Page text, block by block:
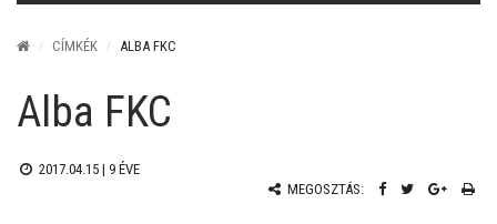
CÍMKÉK ALBA FKC
Alba FKC
2017.04.15 | 9 ÉVE
MEGOSZTÁS: